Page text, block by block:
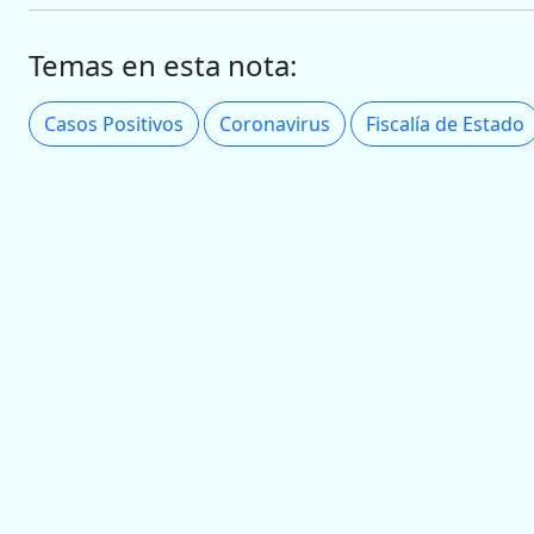
Temas en esta nota:
Casos Positivos Coronavirus Fiscalía de Estado